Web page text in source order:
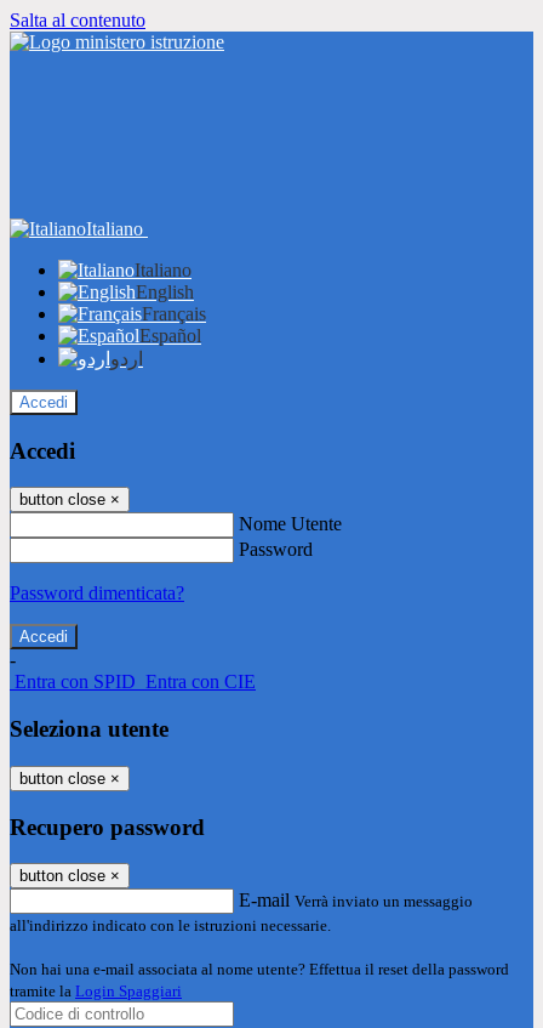
Salta al contenuto
Italiano
Italiano
English
Français
Español
اردو
Accedi
Accedi
button close ×
Nome Utente
Password
Password dimenticata?
-
Entra con SPID Entra con CIE
Seleziona utente
button close ×
Recupero password
button close ×
E-mail Verrà inviato un messaggio
all'indirizzo indicato con le istruzioni necessarie.
Non hai una e-mail associata al nome utente? Effettua il reset della password
tramite la Login Spaggiari